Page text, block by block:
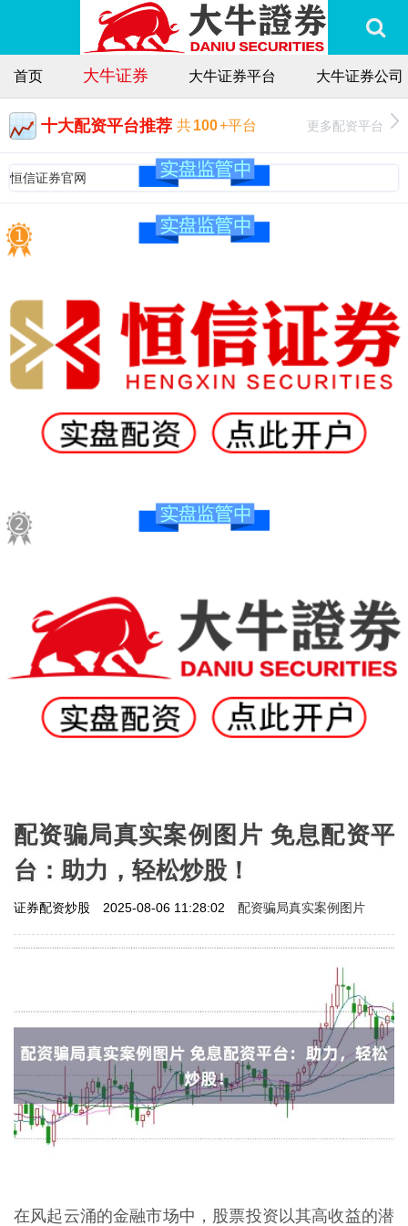
首页 大牛证券 大牛证券平台 大牛证券公司
十大配资平台推荐 共100+平台 更多配资平台
恒信证券官网
配资骗局真实案例图片 免息配资平
台：助力，轻松炒股！
证券配资炒股 2025-08-06 11:28:02 配资骗局真实案例图片
在风起云涌的金融市场中，股票投资以其高收益的潜